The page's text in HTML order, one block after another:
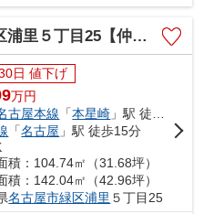
仲介手数料無料】新築一戸建て 2号棟
日 値下げ
万円
古屋本線 「本星崎 」駅 徒歩10分
「名古屋 」駅 徒歩15分
積：104.74㎡（31.68坪）
積：142.04㎡（42.96坪）
名古屋市緑区浦里 ５丁目25